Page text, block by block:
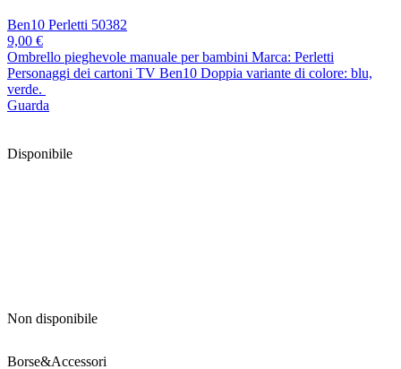
Disponibile
Ben10 Perletti 50382
9,00 €
Ombrello pieghevole manuale per bambini Marca: Perletti
Personaggi dei cartoni TV Ben10 Doppia variante di colore: blu,
verde.
Guarda
Non disponibile
Borse&Accessori